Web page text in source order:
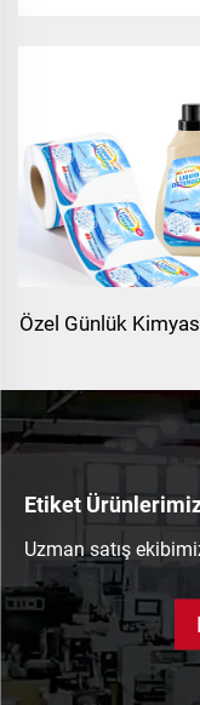
Özel Günlük
BOPP Polipropilen
Çamaşır
Etiket Ürünlerimiz
Uzman satış